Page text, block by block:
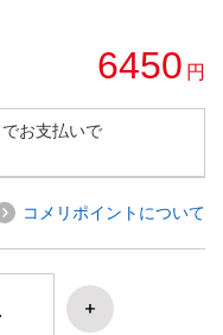
6450 円
お支払いで
コメリポイントについて